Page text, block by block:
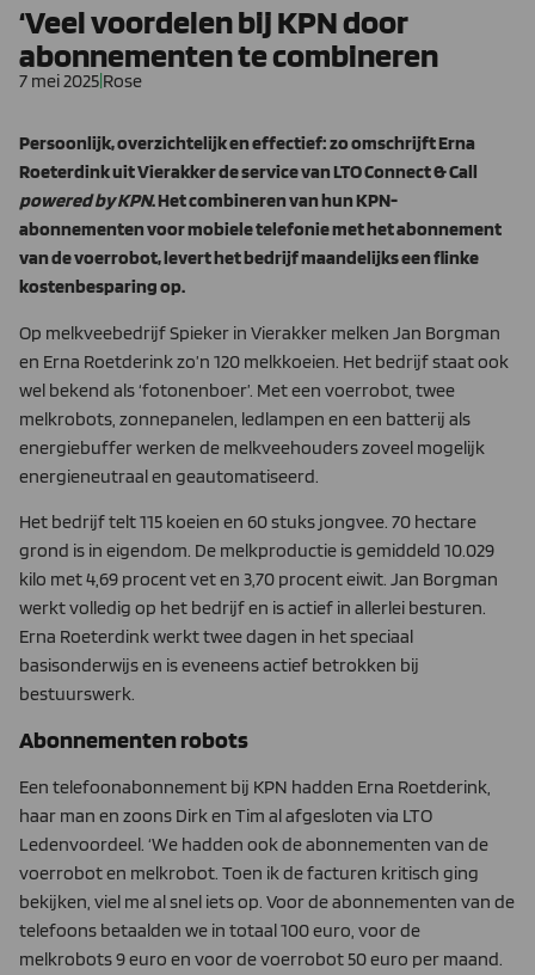
‘Veel voordelen bij KPN door
abonnementen te combineren
7 mei 2025 Rose
Persoonlijk, overzichtelijk en effectief: zo omschrijft Erna
Roeterdink uit Vierakker de service van LTO Connect & Call
powered by KPN. Het combineren van hun KPN-
abonnementen voor mobiele telefonie met het abonnement
van de voerrobot, levert het bedrijf maandelijks een flinke
kostenbesparing op.
Op melkveebedrijf Spieker in Vierakker melken Jan Borgman
en Erna Roetderink zo’n 120 melkkoeien. Het bedrijf staat ook
wel bekend als ‘fotonenboer’. Met een voerrobot, twee
melkrobots, zonnepanelen, ledlampen en een batterij als
energiebuffer werken de melkveehouders zoveel mogelijk
energieneutraal en geautomatiseerd.
Het bedrijf telt 115 koeien en 60 stuks jongvee. 70 hectare
grond is in eigendom. De melkproductie is gemiddeld 10.029
kilo met 4,69 procent vet en 3,70 procent eiwit. Jan Borgman
werkt volledig op het bedrijf en is actief in allerlei besturen.
Erna Roeterdink werkt twee dagen in het speciaal
basisonderwijs en is eveneens actief betrokken bij
bestuurswerk.
Abonnementen robots
Een telefoonabonnement bij KPN hadden Erna Roetderink,
haar man en zoons Dirk en Tim al afgesloten via LTO
Ledenvoordeel. ‘We hadden ook de abonnementen van de
voerrobot en melkrobot. Toen ik de facturen kritisch ging
bekijken, viel me al snel iets op. Voor de abonnementen van de
telefoons betaalden we in totaal 100 euro, voor de
melkrobots 9 euro en voor de voerrobot 50 euro per maand.